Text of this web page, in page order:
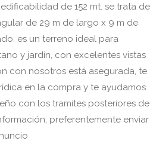
de 152 mt. se trata de
de 29 m de largo x 9 m de
es un terreno ideal para
y jardín, con excelentes vistas
con nosotros está asegurada, te
en la compra y te ayudamos
con los tramites posteriores de
preferentemente enviar